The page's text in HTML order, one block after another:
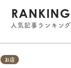
RANKING
人気記事ランキング
お店